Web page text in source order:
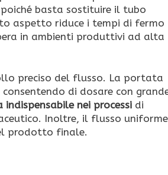
basta sostituire il tubo
aspetto riduce i tempi di fermo
in ambienti produttivi ad alta
preciso del flusso. La portata
di dosare con
nei processi di
Inoltre, il flusso uniforme
prodotto finale.